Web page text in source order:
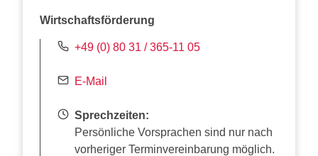
Wirtschaftsförderung
+49 (0) 80 31 / 365-11 05
E-Mail
Sprechzeiten:
Persönliche Vorsprachen sind nur nach
vorheriger Terminvereinbarung möglich.